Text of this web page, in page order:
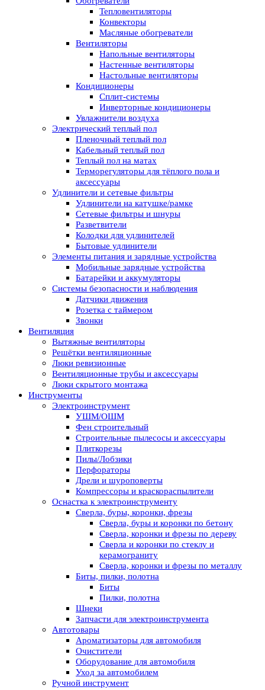
Тепловентиляторы
Конвекторы
Масляные обогреватели
Вентиляторы
Напольные вентиляторы
Настенные вентиляторы
Настольные вентиляторы
Кондиционеры
Сплит-системы
Инверторные кондиционеры
Увлажнители воздуха
Электрический теплый пол
Пленочный теплый пол
Кабельный теплый пол
Теплый пол на матах
Терморегуляторы для тёплого пола и
аксессуары
Удлинители и сетевые фильтры
Удлинители на катушке/рамке
Сетевые фильтры и шнуры
Разветвители
Колодки для удлинителей
Бытовые удлинители
Элементы питания и зарядные устройства
Мобильные зарядные устройства
Батарейки и аккумуляторы
Системы безопасности и наблюдения
Датчики движения
Розетка с таймером
Звонки
Вентиляция
Вытяжные вентиляторы
Решётки вентиляционные
Люки ревизионные
Вентиляционные трубы и аксессуары
Люки скрытого монтажа
Инструменты
Электроинструмент
УШМ/ОШМ
Фен строительный
Строительные пылесосы и аксессуары
Плиткорезы
Пилы/Лобзики
Перфораторы
Дрели и шуроповерты
Компрессоры и краскораспылители
Оснастка к электроинструменту
Сверла, буры, коронки, фрезы
Сверла, буры и коронки по бетону
Сверла, коронки и фрезы по дереву
Сверла и коронки по стеклу и
керамограниту
Сверла, коронки и фрезы по металлу
Биты, пилки, полотна
Биты
Пилки, полотна
Шнеки
Запчасти для электроинструмента
Автотовары
Ароматизаторы для автомобиля
Очистители
Оборудование для автомобиля
Уход за автомобилем
Ручной инструмент